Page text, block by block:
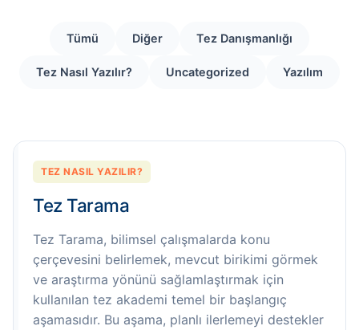
Tümü Diğer Tez Danışmanlığı
Tez Nasıl Yazılır? Uncategorized Yazılım
TEZ NASIL YAZILIR?
Tez Tarama
Tez Tarama, bilimsel çalışmalarda konu
çerçevesini belirlemek, mevcut birikimi görmek
ve araştırma yönünü sağlamlaştırmak için
kullanılan tez akademi temel bir başlangıç
aşamasıdır. Bu aşama, planlı ilerlemeyi destekler